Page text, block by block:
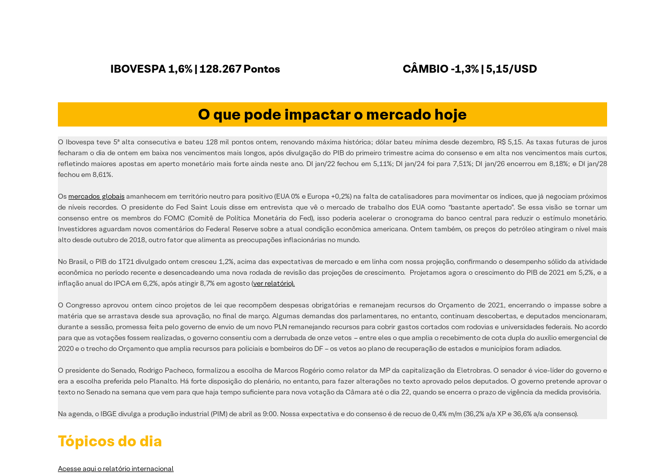
IBOVESPA 1,6% | 128.267 Pontos CÂMBIO -1,3% | 5,15/USD
O que pode impactar o mercado hoje
O Ibovespa teve 5ª alta consecutiva e bateu 128 mil pontos ontem, renovando máxima histórica; dólar bateu mínima desde dezembro, R$ 5,15. As taxas futuras de juros
fecharam o dia de ontem em baixa nos vencimentos mais longos, após divulgação do PIB do primeiro trimestre acima do consenso e em alta nos vencimentos mais curtos,
refletindo maiores apostas em aperto monetário mais forte ainda neste ano. DI jan/22 fechou em 5,11%; DI jan/24 foi para 7,51%; DI jan/26 encerrou em 8,18%; e DI jan/28
fechou em 8,61%.
Os mercados globais amanhecem em território neutro para positivo (EUA 0% e Europa +0,2%) na falta de catalisadores para movimentar os índices, que já negociam próximos
de níveis recordes. O presidente do Fed Saint Louis disse em entrevista que vê o mercado de trabalho dos EUA como “bastante apertado”. Se essa visão se tornar um
consenso entre os membros do FOMC (Comitê de Política Monetária do Fed), isso poderia acelerar o cronograma do banco central para reduzir o estímulo monetário.
Investidores aguardam novos comentários do Federal Reserve sobre a atual condição econômica americana. Ontem também, os preços do petróleo atingiram o nível mais
alto desde outubro de 2018, outro fator que alimenta as preocupações inflacionárias no mundo.
No Brasil, o PIB do 1T21 divulgado ontem cresceu 1,2%, acima das expectativas de mercado e em linha com nossa projeção, confirmando o desempenho sólido da atividade
econômica no período recente e desencadeando uma nova rodada de revisão das projeções de crescimento. Projetamos agora o crescimento do PIB de 2021 em 5,2%, e a
inflação anual do IPCA em 6,2%, após atingir 8,7% em agosto (ver relatório).
O Congresso aprovou ontem cinco projetos de lei que recompõem despesas obrigatórias e remanejam recursos do Orçamento de 2021, encerrando o impasse sobre a
matéria que se arrastava desde sua aprovação, no final de março. Algumas demandas dos parlamentares, no entanto, continuam descobertas, e deputados mencionaram,
durante a sessão, promessa feita pelo governo de envio de um novo PLN remanejando recursos para cobrir gastos cortados com rodovias e universidades federais. No acordo
para que as votações fossem realizadas, o governo consentiu com a derrubada de onze vetos – entre eles o que amplia o recebimento de cota dupla do auxílio emergencial de
2020 e o trecho do Orçamento que amplia recursos para policiais e bombeiros do DF – os vetos ao plano de recuperação de estados e municípios foram adiados.
O presidente do Senado, Rodrigo Pacheco, formalizou a escolha de Marcos Rogério como relator da MP da capitalização da Eletrobras. O senador é vice-líder do governo e
era a escolha preferida pelo Planalto. Há forte disposição do plenário, no entanto, para fazer alterações no texto aprovado pelos deputados. O governo pretende aprovar o
texto no Senado na semana que vem para que haja tempo suficiente para nova votação da Câmara até o dia 22, quando se encerra o prazo de vigência da medida provisória.
Na agenda, o IBGE divulga a produção industrial (PIM) de abril as 9:00. Nossa expectativa e do consenso é de recuo de 0,4% m/m (36,2% a/a XP e 36,6% a/a consenso).
Tópicos do dia
Acesse aqui o relatório internacional